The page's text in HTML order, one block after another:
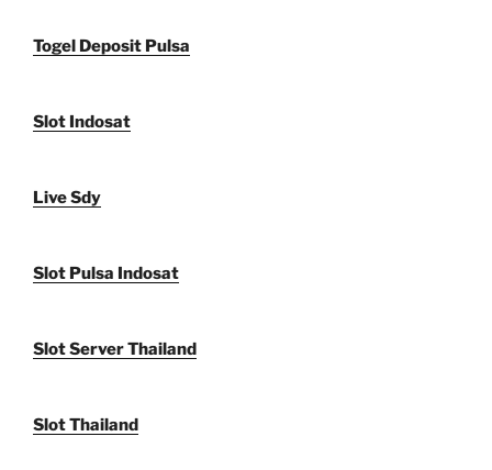
Togel Deposit Pulsa
Slot Indosat
Live Sdy
Slot Pulsa Indosat
Slot Server Thailand
Slot Thailand